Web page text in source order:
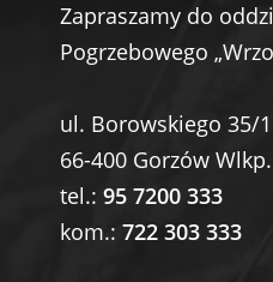
Zapraszamy do
Pogrzebowego
ul. Borowskiego 35/1
66-400 Gorzów Wlkp.
tel.: 95 7200 333
kom.: 722 303 333